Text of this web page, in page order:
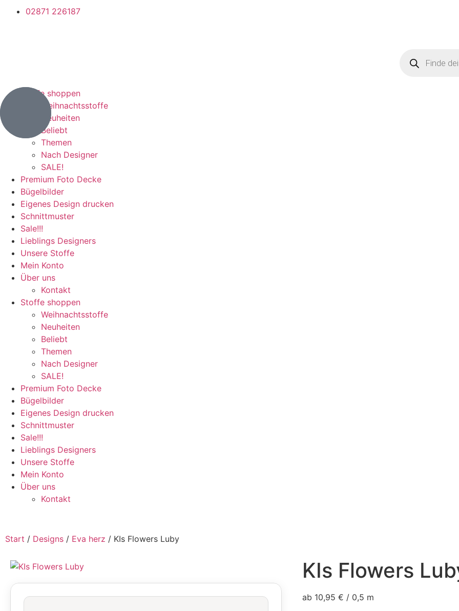
02871 226187
Stoffe shoppen
Weihnachtsstoffe
Neuheiten
Beliebt
Themen
Nach Designer
SALE!
Premium Foto Decke
Bügelbilder
Eigenes Design drucken
Schnittmuster
Sale!!!
Lieblings Designers
Unsere Stoffe
Mein Konto
Über uns
Kontakt
Stoffe shoppen
Weihnachtsstoffe
Neuheiten
Beliebt
Themen
Nach Designer
SALE!
Premium Foto Decke
Bügelbilder
Eigenes Design drucken
Schnittmuster
Sale!!!
Lieblings Designers
Unsere Stoffe
Mein Konto
Über uns
Kontakt
Start / Designs / Eva herz / KIs Flowers Luby
KIs Flowers
ab 10,95 € / 0,5 m